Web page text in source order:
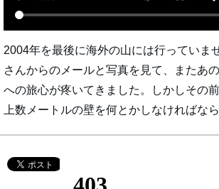
2004年を最後に海外の山には行っていま
さんからのメールと写真を見て、またあ
への旅心が疼いてきました。しかしその
上数メートルの壁を何とかしなければな